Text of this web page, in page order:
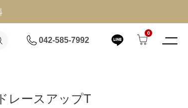
042-585-7992
0
レースアップT